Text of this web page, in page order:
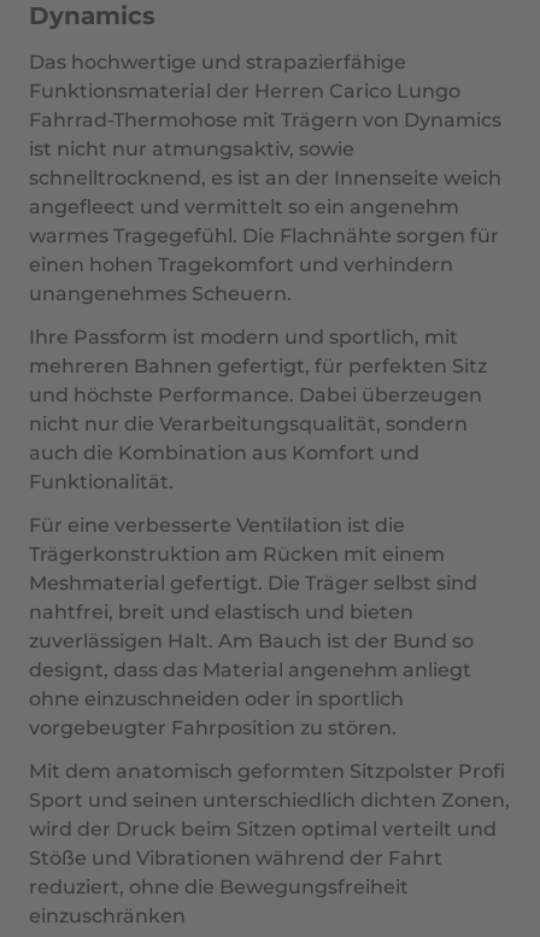
Dynamics
Das hochwertige und strapazierfähige
Funktionsmaterial der Herren Carico Lungo
Fahrrad-Thermohose mit Trägern von Dynamics
ist nicht nur atmungsaktiv, sowie
schnelltrocknend, es ist an der Innenseite weich
angefleect und vermittelt so ein angenehm
warmes Tragegefühl. Die Flachnähte sorgen für
einen hohen Tragekomfort und verhindern
unangenehmes Scheuern.
Ihre Passform ist modern und sportlich, mit
mehreren Bahnen gefertigt, für perfekten Sitz
und höchste Performance. Dabei überzeugen
nicht nur die Verarbeitungsqualität, sondern
auch die Kombination aus Komfort und
Funktionalität.
Für eine verbesserte Ventilation ist die
Trägerkonstruktion am Rücken mit einem
Meshmaterial gefertigt. Die Träger selbst sind
nahtfrei, breit und elastisch und bieten
zuverlässigen Halt. Am Bauch ist der Bund so
designt, dass das Material angenehm anliegt
ohne einzuschneiden oder in sportlich
vorgebeugter Fahrposition zu stören.
Mit dem anatomisch geformten Sitzpolster Profi
Sport und seinen unterschiedlich dichten Zonen,
wird der Druck beim Sitzen optimal verteilt und
Stöße und Vibrationen während der Fahrt
reduziert, ohne die Bewegungsfreiheit
einzuschränken